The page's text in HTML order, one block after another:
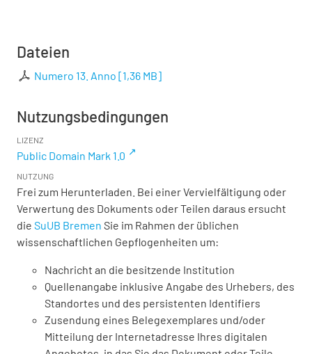
Dateien
Numero 13. Anno [1,36 MB]
Nutzungsbedingungen
LIZENZ
Public Domain Mark 1.0
NUTZUNG
Frei zum Herunterladen. Bei einer Vervielfältigung oder
Verwertung des Dokuments oder Teilen daraus ersucht
die SuUB Bremen Sie im Rahmen der üblichen
wissenschaftlichen Gepflogenheiten um:
Nachricht an die besitzende Institution
Quellenangabe inklusive Angabe des Urhebers, des
Standortes und des persistenten Identifiers
Zusendung eines Belegexemplares und/oder
Mitteilung der Internetadresse Ihres digitalen